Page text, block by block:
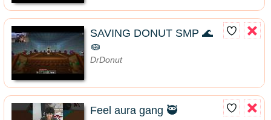
SAVING DONUT SMP 🌊
🧽
DrDonut
Feel aura gang 🥷